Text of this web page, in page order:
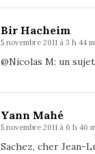
Bir Hacheim
5 novembre 2011 à 3 h 44
@Nicolas M: un
Yann Mahé
5 novembre 2011 à 6 h 46
Sachez, cher Jean-